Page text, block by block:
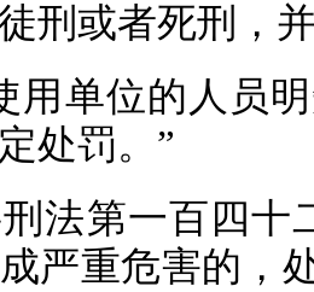
刑或者死刑，
单位的人员明
处罚。”
第一百四十
严重危害的，